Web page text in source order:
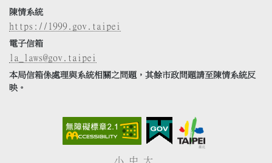
陳情系統
https://1999.gov.taipei
電子信箱
la_laws@gov.taipei
本局信箱係處理與系統相關之問題，其餘市政問題請至陳情系統反
映。
小 中 大